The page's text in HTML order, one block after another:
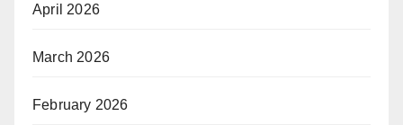
April 2026
March 2026
February 2026